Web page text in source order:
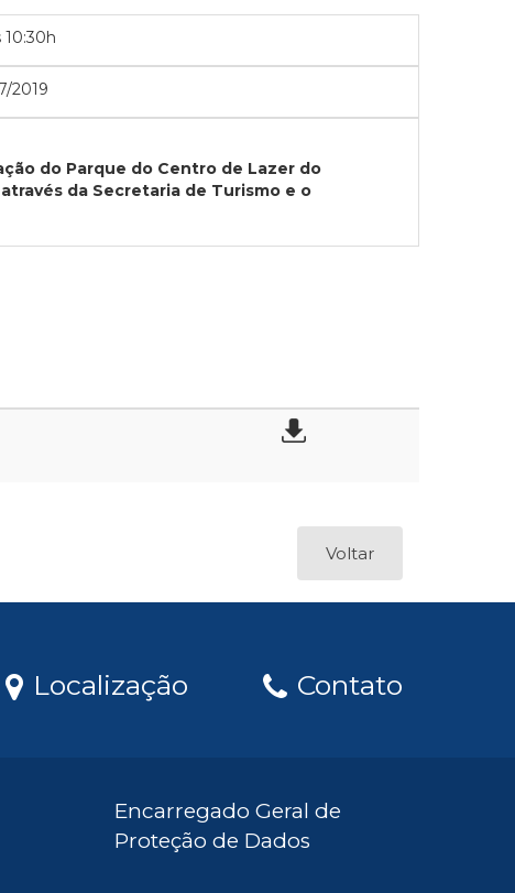
10:30h
2019
do Parque do Centro de Lazer do
da Secretaria de Turismo e o
Voltar
Localização Contato
Encarregado Geral de
Proteção de Dados